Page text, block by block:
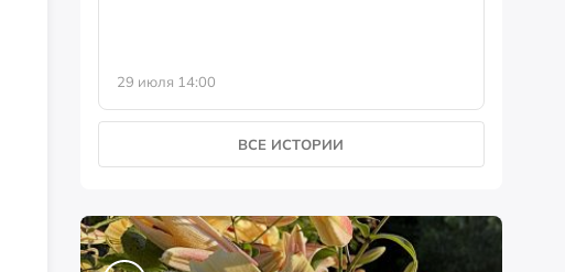
29 июля 14:00
ВСЕ ИСТОРИИ